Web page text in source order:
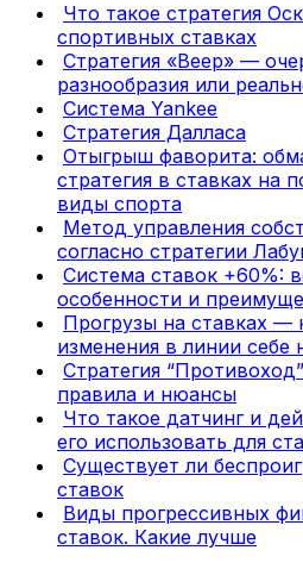
Что такое стратегия
спортивных ставках
Стратегия «Веер» —
разнообразия или
Система Yankee
Стратегия Далласа
Отыгрыш фаворита:
стратегия в ставках на
виды спорта
Метод управления
согласно стратегии
Система ставок +60%:
особенности и
Прогрузы на ставках —
изменения в линии себе
Стратегия
правила и нюансы
Что такое датчинг и
его использовать для
Существует ли
ставок
Виды прогрессивных
ставок. Какие лучше